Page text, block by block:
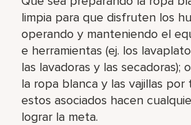
limpia para que disfruten los
operando y manteniendo el
e herramientas (ej. los
las lavadoras y las secadoras);
la ropa blanca y las vajillas
estos asociados hacen
lograr la meta.